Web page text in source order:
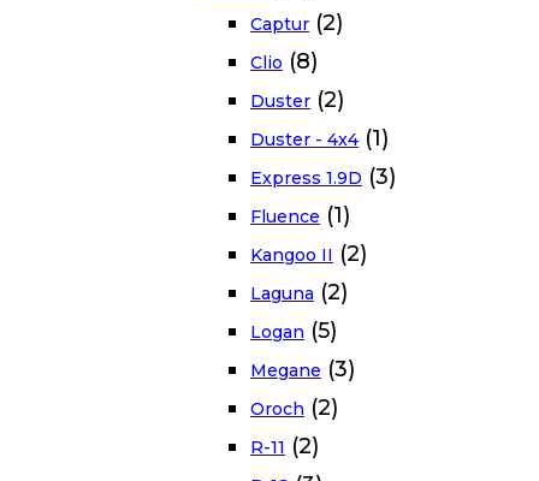
Captur (2)
Clio (8)
Duster (2)
Duster - 4x4 (1)
Express 1.9D (3)
Fluence (1)
Kangoo II (2)
Laguna (2)
Logan (5)
Megane (3)
Oroch (2)
R-11 (2)